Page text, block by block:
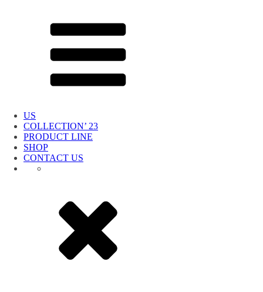
US
COLLECTION’ 23
PRODUCT LINE
SHOP
CONTACT US